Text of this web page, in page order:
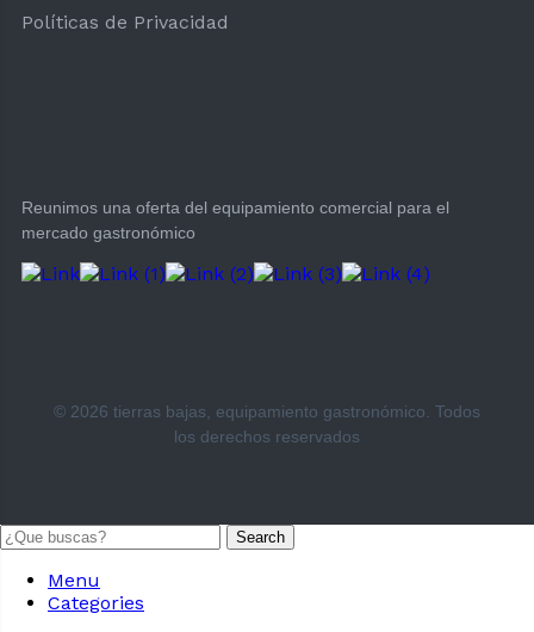
Reunimos una oferta del equipamiento comercial para el
mercado gastronómico
Políticas de Privacidad
© 2026 tierras bajas, equipamiento gastronómico. Todos
los derechos reservados
Search
Menu
Categories